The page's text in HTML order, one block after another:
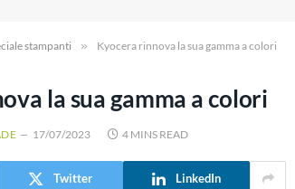
stampanti » Kyocera rinnova la sua gamma a colori
la sua gamma a colori
17/07/2023 4 MINS READ
Twitter LinkedIn